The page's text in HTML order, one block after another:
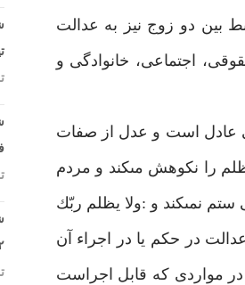
بين دو زوج نيز به عدالت
اجتماعى، خانوادگى و
عادل است و عدل از صفات
را نكوهش مى‏كند و مردم
خدا به اندازه ذرّه‏اى به كسى ستم نمى‏كند و :ولا يظلم ربّك
در حكم يا در اجراء آن
مواردى كه قابل اجراست